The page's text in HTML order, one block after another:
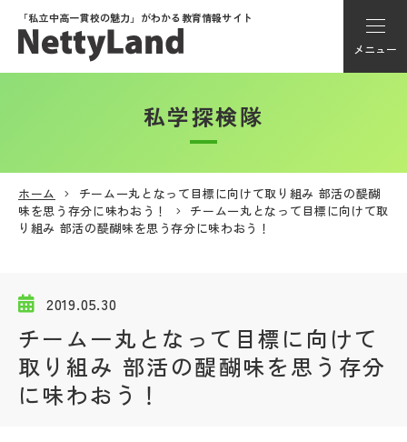
「私立中高一貫校の魅力」がわかる教育情報サイト
メニュー
アカウント登録
メニュー
学校動画
私学探検隊
私学探検隊
ホーム
チーム一丸となって目標に向けて取り組み 部活の醍醐
味を思う存分に味わおう！
チーム一丸となって目標に向けて取
り組み 部活の醍醐味を思う存分に味わおう！
2019.05.30
チーム一丸となって目標に向けて
取り組み 部活の醍醐味を思う存分
に味わおう！